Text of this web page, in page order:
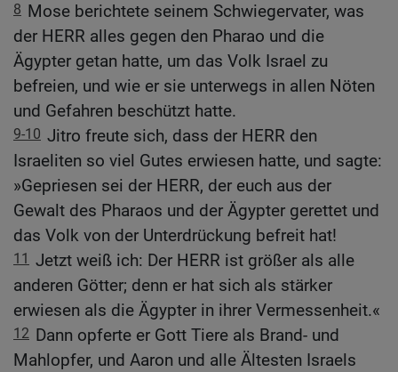
8 Mose berichtete seinem Schwiegervater, was
der HERR alles gegen den Pharao und die
Ägypter getan hatte, um das Volk Israel zu
befreien, und wie er sie unterwegs in allen Nöten
und Gefahren beschützt hatte.
9-10 Jitro freute sich, dass der HERR den
Israeliten so viel Gutes erwiesen hatte, und sagte:
»Gepriesen sei der HERR, der euch aus der
Gewalt des Pharaos und der Ägypter gerettet und
das Volk von der Unterdrückung befreit hat!
11 Jetzt weiß ich: Der HERR ist größer als alle
anderen Götter; denn er hat sich als stärker
erwiesen als die Ägypter in ihrer Vermessenheit.«
12 Dann opferte er Gott Tiere als Brand- und
Mahlopfer, und Aaron und alle Ältesten Israels